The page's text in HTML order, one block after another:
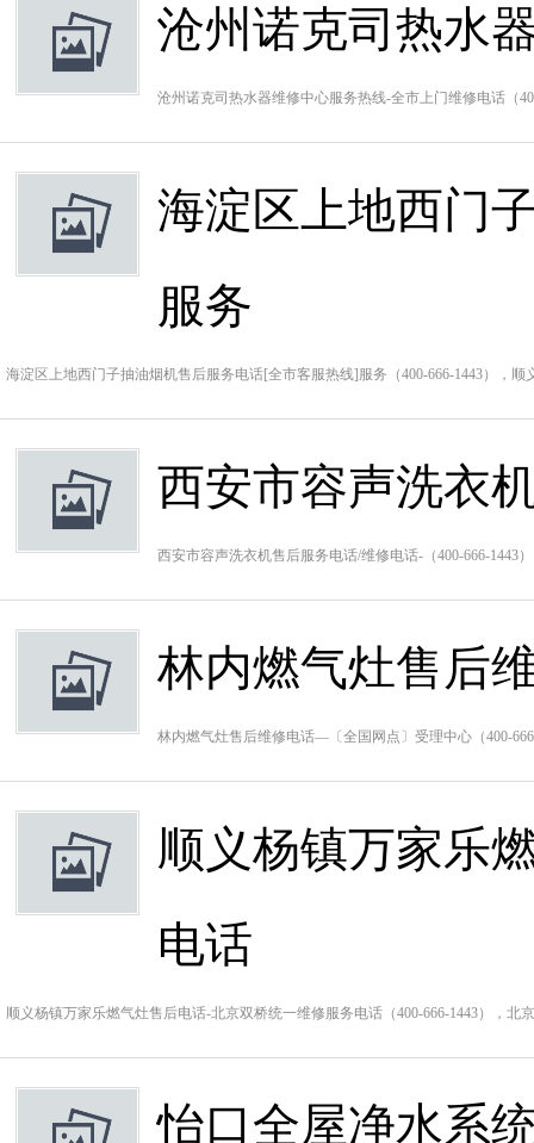
沧州诺克司热水
沧州诺克司热水器维修中心服务热线-全市上门维修电话（
海淀区上地西门
服务
海淀区上地西门子抽油烟机售后服务电话[全市客服热线]服务（400-666-1443），
西安市容声洗衣
西安市容声洗衣机售后服务电话/维修电话-（400-666-
林内燃气灶售后
林内燃气灶售后维修电话—〔全国网点〕受理中心（400-
顺义杨镇万家乐
电话
顺义杨镇万家乐燃气灶售后电话-北京双桥统一维修服务电话（400-666-1443），北
怡口全屋净水系